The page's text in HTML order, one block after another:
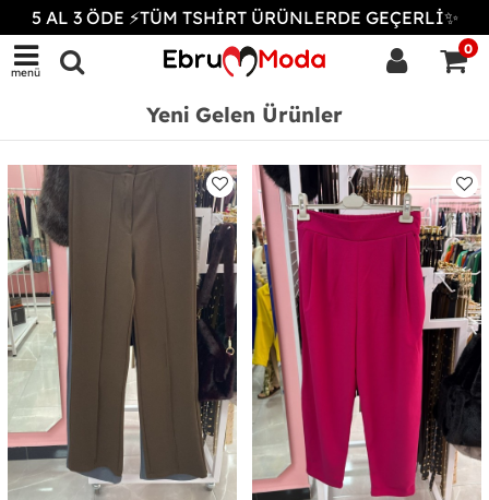
5 AL 3 ÖDE ⚡TÜM TSHİRT ÜRÜNLERDE GEÇERLİ✨
menü
0
Yeni Gelen Ürünler